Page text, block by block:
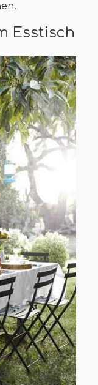
Esstisch